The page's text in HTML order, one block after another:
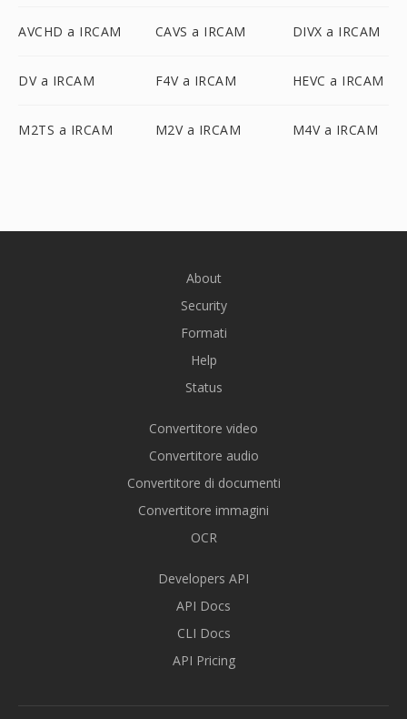
AVCHD a IRCAM CAVS a IRCAM DIVX a IRCAM
DV a IRCAM F4V a IRCAM HEVC a IRCAM
M2TS a IRCAM M2V a IRCAM M4V a IRCAM
About
Security
Formati
Help
Status
Convertitore video
Convertitore audio
Convertitore di documenti
Convertitore immagini
OCR
Developers API
API Docs
CLI Docs
API Pricing